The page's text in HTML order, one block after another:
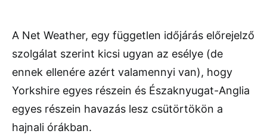
A Net Weather, egy független időjárás előrejelző
szolgálat szerint kicsi ugyan az esélye (de
ennek ellenére azért valamennyi van), hogy
Yorkshire egyes részein és Északnyugat-Anglia
egyes részein havazás lesz csütörtökön a
hajnali órákban.